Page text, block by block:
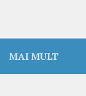
MAI MULT